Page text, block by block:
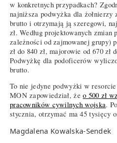
w konkretnych przypadkach?
najniższa podwyżka dla żołnierzy
brutto i otrzymają ją szeregowi,
zł. Według projektowanych
zależności od zajmowanej grupy)
zł do 840 zł, majorowie od 670 zł
Podwyżkę dla podoficerów
brutto.
To nie jedyne podwyżki w
MON zapowiedział, żeo 500 zł
pracowników cywilnych wojska.
stycznia, otrzymać ma 45 tysięcy
Magdalena Kowalska-Sendek